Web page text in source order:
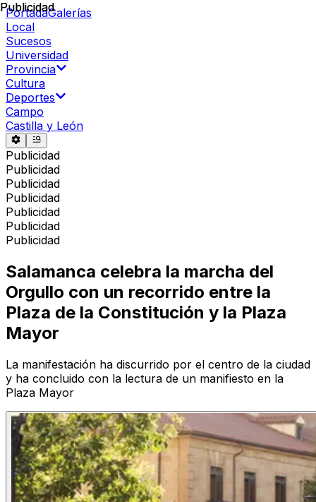
PortadaGalerías
Local
Sucesos
Universidad
Provincia
Cultura
Deportes
Campo
Castilla y León
Publicidad
Publicidad
Publicidad
Publicidad
Publicidad
Publicidad
Publicidad
Publicidad
Salamanca celebra la marcha del
Orgullo con un recorrido entre la
Plaza de la Constitución y la Plaza
Mayor
La manifestación ha discurrido por el centro de la ciudad
y ha concluido con la lectura de un manifiesto en la
Plaza Mayor
Publicidad